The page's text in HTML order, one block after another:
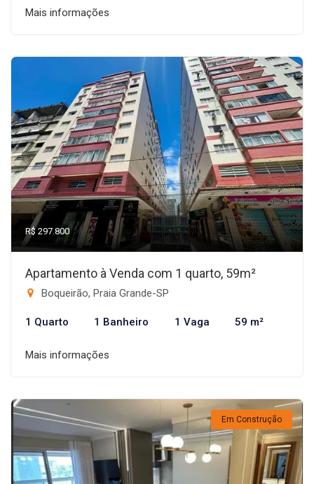
Mais informações
R$ 297.800
Apartamento à Venda com 1 quarto, 59m²
Boqueirão, Praia Grande-SP
1 Quarto 1 Banheiro 1 Vaga 59 m²
Mais informações
Em Construção